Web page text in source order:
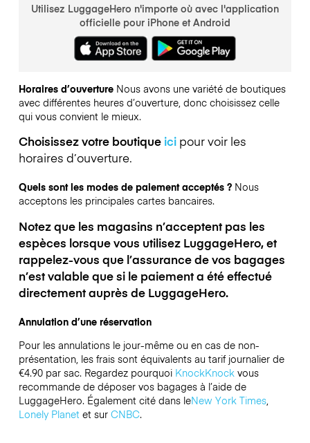
Utilisez LuggageHero n'importe où avec l'application
officielle pour iPhone et Android
Horaires d’ouverture Nous avons une variété de boutiques
avec différentes heures d’ouverture, donc choisissez celle
qui vous convient le mieux.
Choisissez votre boutique icipour voir les
horaires d’ouverture.
Quels sont les modes de paiement acceptés ? Nous
acceptons les principales cartes bancaires.
Notez que les magasins n’acceptent pas les
espèces lorsque vous utilisez LuggageHero, et
rappelez-vous que l’assurance de vos bagages
n’est valable que si le paiement a été effectué
directement auprès de LuggageHero.
Annulation d’une réservation
Pour les annulations le jour-même ou en cas de non-
présentation, les frais sont équivalents au tarif journalier de
€4.90 par sac. Regardez pourquoi KnockKnockvous
recommande de déposer vos bagages à l’aide de
LuggageHero. Également cité dans leNew York Times,
Lonely Planetet sur CNBC.